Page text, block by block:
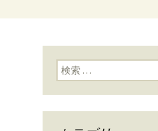
検索: